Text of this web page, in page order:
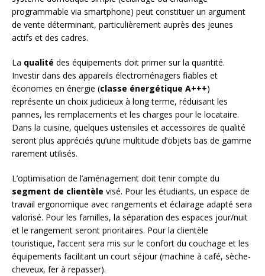
programmable via smartphone) peut constituer un argument
de vente déterminant, particulièrement auprès des jeunes
actifs et des cadres.
La qualité des équipements doit primer sur la quantité.
Investir dans des appareils électroménagers fiables et
économes en énergie (classe énergétique A+++)
représente un choix judicieux à long terme, réduisant les
pannes, les remplacements et les charges pour le locataire.
Dans la cuisine, quelques ustensiles et accessoires de qualité
seront plus appréciés qu’une multitude d’objets bas de gamme
rarement utilisés.
L’optimisation de l’aménagement doit tenir compte du
segment de clientèle visé. Pour les étudiants, un espace de
travail ergonomique avec rangements et éclairage adapté sera
valorisé. Pour les familles, la séparation des espaces jour/nuit
et le rangement seront prioritaires. Pour la clientèle
touristique, l’accent sera mis sur le confort du couchage et les
équipements facilitant un court séjour (machine à café, sèche-
cheveux, fer à repasser).